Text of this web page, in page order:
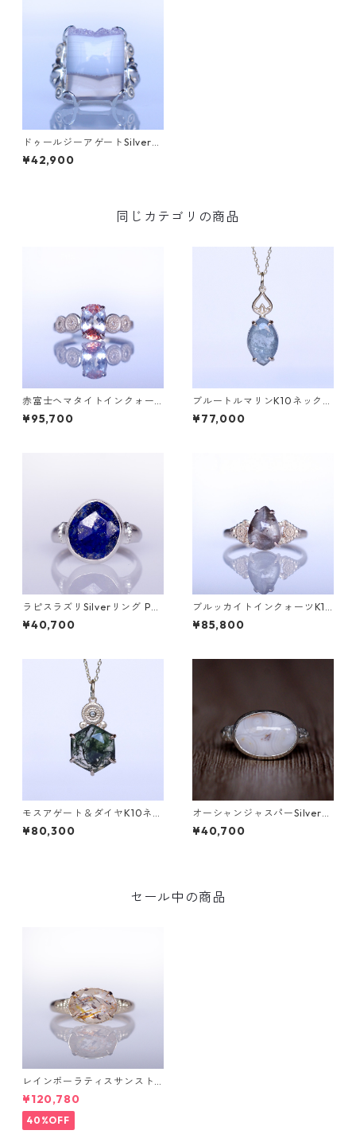
ドゥールジーアゲートSilverリ
ング SALGA(サルガ）[S003]
¥42,900
同じカテゴリの商品
赤富士ヘマタイトインクォー
ツK10リング DAHMA(ダーマ)
[D052]
¥95,700
ブルートルマリンK10ネックレ
ス HASU(ハス) [H001]
¥77,000
ラピスラズリSilverリング PA
O(パオ）[P002]
¥40,700
ブルッカイトインクォーツK10
リング MALWA (マルワ)[M24
4]
¥85,800
モスアゲート＆ダイヤK10ネッ
クレス DAHMA(ダーマ) [D01
7]
¥80,300
オーシャンジャスパーSilverリ
ング EPA(エパ）[E001]
¥40,700
セール中の商品
レインボーラティスサンスト
ーン＆ダイヤK10リング FATA
(ファタ）[F019]
¥120,780
40%OFF